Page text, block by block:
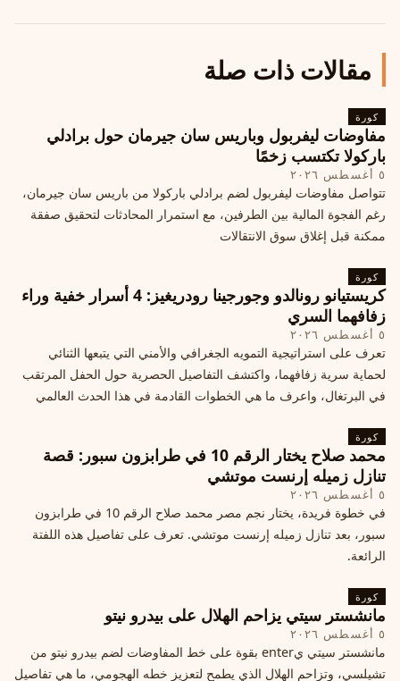
مقالات ذات صلة
كورة
مفاوضات ليفربول وباريس سان جيرمان حول برادلي
باركولا تكتسب زخمًا
٥ أغسطس ٢٠٢٦
تتواصل مفاوضات ليفربول لضم برادلي باركولا من باريس سان جيرمان،
رغم الفجوة المالية بين الطرفين، مع استمرار المحادثات لتحقيق صفقة
ممكنة قبل إغلاق سوق الانتقالات
كورة
كريستيانو رونالدو وجورجينا رودريغيز: 4 أسرار خفية وراء
زفافهما السري
٥ أغسطس ٢٠٢٦
تعرف على استراتيجية التمويه الجغرافي والأمني التي يتبعها الثنائي
لحماية سرية زفافهما، واكتشف التفاصيل الحصرية حول الحفل المرتقب
في البرتغال، واعرف ما هي الخطوات القادمة في هذا الحدث العالمي
كورة
محمد صلاح يختار الرقم 10 في طرابزون سبور: قصة
تنازل زميله إرنست موتشي
٥ أغسطس ٢٠٢٦
في خطوة فريدة، يختار نجم مصر محمد صلاح الرقم 10 في طرابزون
سبور، بعد تنازل زميله إرنست موتشي. تعرف على تفاصيل هذه اللفتة
الرائعة.
كورة
مانشستر سيتي يزاحم الهلال على بيدرو نيتو
٥ أغسطس ٢٠٢٦
مانشستر سيتي يenter بقوة على خط المفاوضات لضم بيدرو نيتو من
تشيلسي، وتزاحم الهلال الذي يطمح لتعزيز خطه الهجومي، ما هي تفاصيل